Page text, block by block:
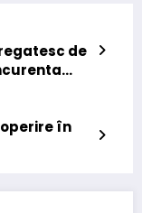
de
în